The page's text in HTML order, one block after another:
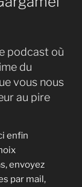
podcast où
du
vous nous
au pire
enfin
envoyez
par mail,